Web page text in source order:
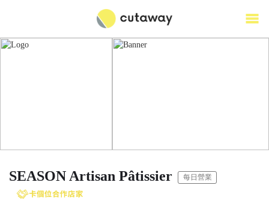
SEASON Artisan Pâtissier 每日營業